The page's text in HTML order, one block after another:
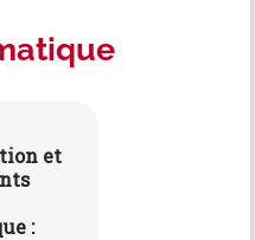
et
: